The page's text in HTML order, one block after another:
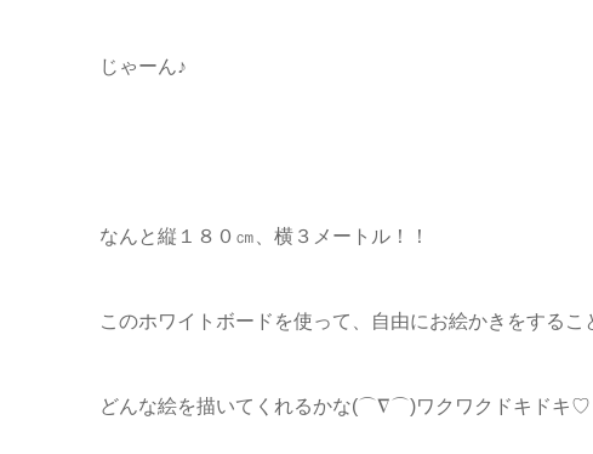
じゃーん♪
なんと縦１８０㎝、横３メートル！！
このホワイトボードを使って、自由にお絵かきをするこ
どんな絵を描いてくれるかな(⌒∇⌒)ワクワクドキドキ♡